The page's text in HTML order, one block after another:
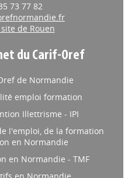
73 77 82
de Rouen
du Carif-Oref
de Normandie
emploi formation
Illettrisme - IPI
l'emploi, de la formation
en Normandie
en Normandie - TMF